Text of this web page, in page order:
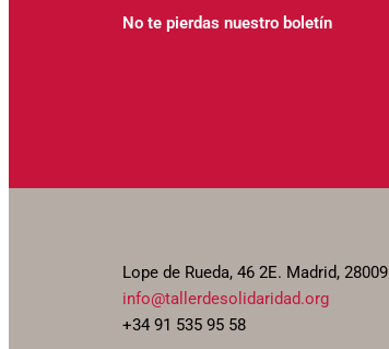
No te pierdas nuestro boletín
Lope de Rueda, 46 2E. Madrid, 28009
info@tallerdesolidaridad.org
+34 91 535 95 58